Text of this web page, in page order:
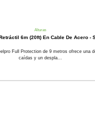
Alturas
6m (20ft) En Cable De Acero -
Full Protection de 9 metros ofrece una
caídas y un despla...